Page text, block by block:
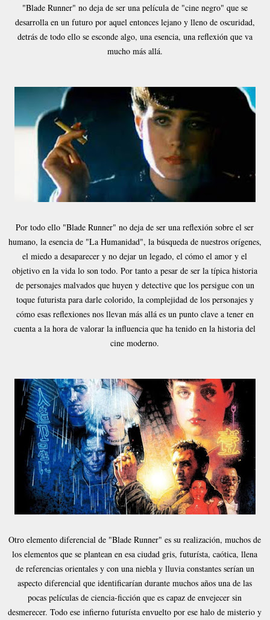
"Blade Runner" no deja de ser una película de "cine negro" que se
desarrolla en un futuro por aquel entonces lejano y lleno de oscuridad,
detrás de todo ello se esconde algo, una esencia, una reflexión que va
mucho más allá.
Por todo ello "Blade Runner" no deja de ser una reflexión sobre el ser
humano, la esencia de "La Humanidad", la búsqueda de nuestros orígenes,
el miedo a desaparecer y no dejar un legado, el cómo el amor y el
objetivo en la vida lo son todo. Por tanto a pesar de ser la típica historia
de personajes malvados que huyen y detective que los persigue con un
toque futurista para darle colorido, la complejidad de los personajes y
cómo esas reflexiones nos llevan más allá es un punto clave a tener en
cuenta a la hora de valorar la influencia que ha tenido en la historia del
cine moderno.
Otro elemento diferencial de "Blade Runner" es su realización, muchos de
los elementos que se plantean en esa ciudad gris, futurísta, caótica, llena
de referencias orientales y con una niebla y lluvia constantes serían un
aspecto diferencial que identificarían durante muchos años una de las
pocas películas de ciencia-ficción que es capaz de envejecer sin
desmerecer. Todo ese infierno futurísta envuelto por ese halo de misterio y